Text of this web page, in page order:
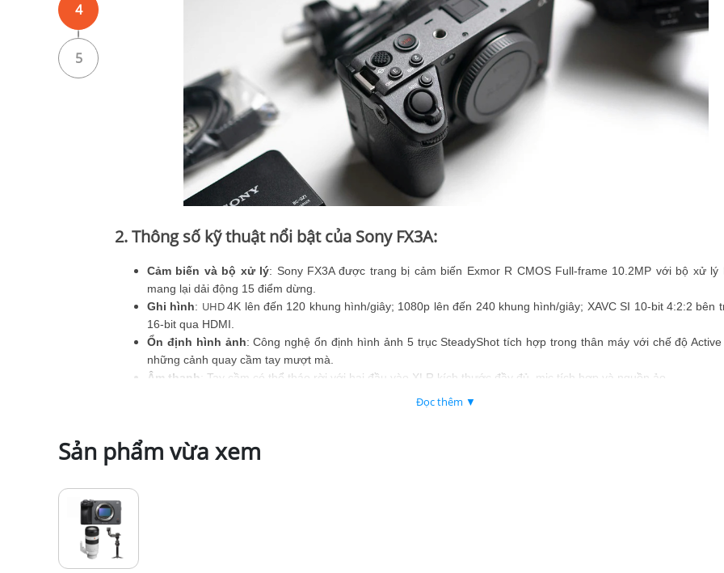
4
5
2. Thông số kỹ thuật nổi bật của Sony FX3A:
Cảm biến và bộ xử lý: Sony FX3A được trang bị cảm biến Exmor R CMOS Full-frame 10.2MP với bộ xử lý
mang lại dải động 15 điểm dừng.
Ghi hình: UHD4K lên đến 120 khung hình/giây; 1080p lên đến 240 khung hình/giây; XAVC SI 10-bit 4:2:2 bên
16-bit qua HDMI.
Ổn định hình ảnh: Công nghệ ổn định hình ảnh 5 trục SteadyShot tích hợp trong thân máy với chế độ
những cảnh quay cầm tay mượt mà.
Âm thanh
: Tay cầm có thể tháo rời với hai đầu vào XLR kích thước đầy đủ, mic tích hợp và nguồn ảo.
: USB-C 3.2 có chức năng cấp nguồn, HDMI Type A, giắc cắm tai nghe/mic, Wi-Fi 5, Bluetooth 5.0.
3. Sự khác biệt của FX3A so với các máy quay khác
Đọc thêm ▼
Sản phẩm vừa xem